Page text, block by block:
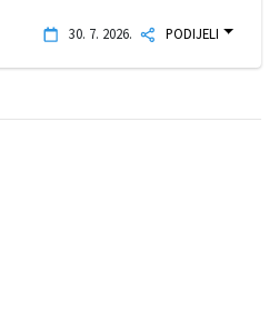
30. 7. 2026. PODIJELI